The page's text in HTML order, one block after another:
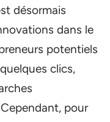
désormais
dans le
potentiels
clics,
pour